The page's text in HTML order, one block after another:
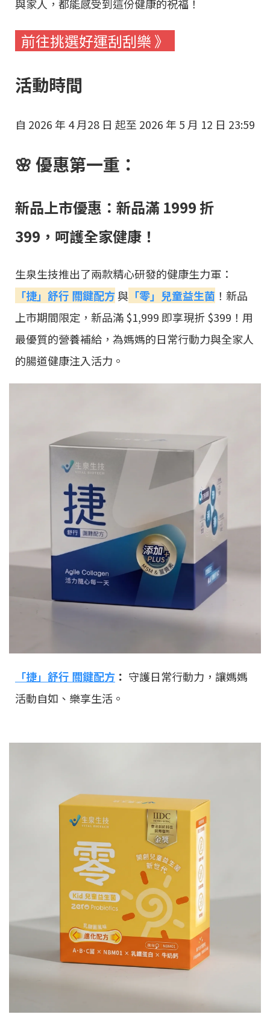
與家人，都能感受到這份健康的祝福！
前往挑選好運刮刮樂 》
活動時間
自 2026 年 4 月28 日 起至 2026 年 5 月 12 日 23:59
🌸 優惠第一重：
新品上市優惠：新品滿 1999 折
399，呵護全家健康！
生泉生技推出了兩款精心研發的健康生力軍：
「捷」舒行 關鍵配方與 「零」兒童益生菌 ！新品
上市期間限定，新品滿 $1,999 即享現折 $399！用
最優質的營養補給，為媽媽的日常行動力與全家人
的腸道健康注入活力。
「捷」舒行 關鍵配方 ： 守護日常行動力，讓媽媽
活動自如、樂享生活。